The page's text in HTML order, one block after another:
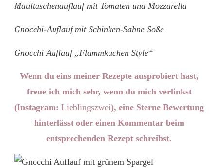
Maultaschenauflauf mit Tomaten und Mozzarella
Gnocchi-Auflauf mit Schinken-Sahne Soße
Gnocchi Auflauf „Flammkuchen Style“
Wenn du eins meiner Rezepte ausprobiert hast,
freue ich mich sehr, wenn du mich verlinkst
(Instagram: Lieblingszwei), eine Sterne Bewertung
hinterlässt oder einen Kommentar beim
entsprechenden Rezept schreibst.